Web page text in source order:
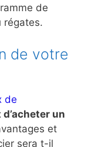
de
régates.
de votre
de
un
et
sera t-il